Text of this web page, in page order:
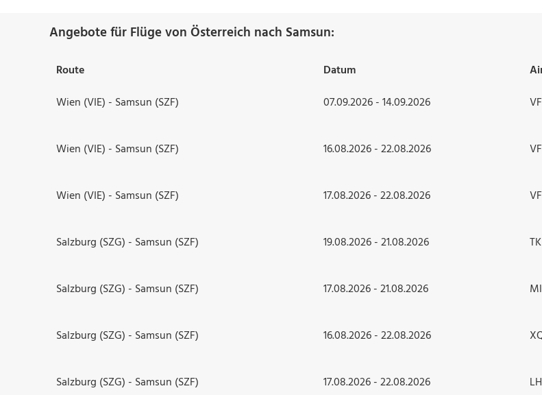
Angebote für Flüge von Österreich nach Samsun:
Route Datum
Wien (VIE) - Samsun (SZF)
07.09.2026 - 14.09.2026 VF
Wien (VIE) - Samsun (SZF) 16.08.2026 - 22.08.2026 VF
Wien (VIE) - Samsun (SZF) 17.08.2026 - 22.08.2026 VF
Salzburg (SZG) - Samsun (SZF) 19.08.2026 - 21.08.2026 TK
Salzburg (SZG) - Samsun (SZF) 17.08.2026 - 21.08.2026
Salzburg (SZG) - Samsun (SZF) 16.08.2026 - 22.08.2026
Salzburg (SZG) - Samsun (SZF) 17.08.2026 - 22.08.2026 LH